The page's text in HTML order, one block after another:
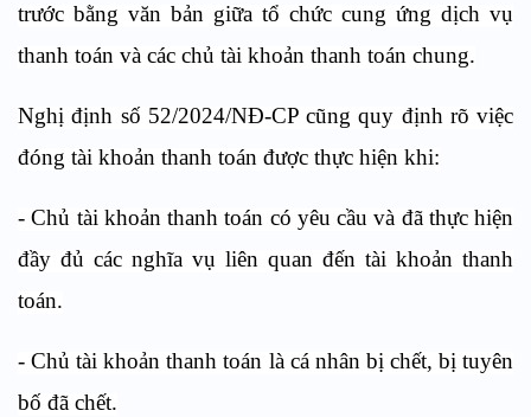
trước bằng văn bản giữa tổ chức cung ứng dịch vụ
thanh toán và các chủ tài khoản thanh toán chung.
Nghị định số 52/2024/NĐ-CP cũng quy định rõ việc
đóng tài khoản thanh toán được thực hiện khi:
- Chủ tài khoản thanh toán có yêu cầu và đã thực hiện
đầy đủ các nghĩa vụ liên quan đến tài khoản thanh
toán.
- Chủ tài khoản thanh toán là cá nhân bị chết, bị tuyên
bố đã chết.